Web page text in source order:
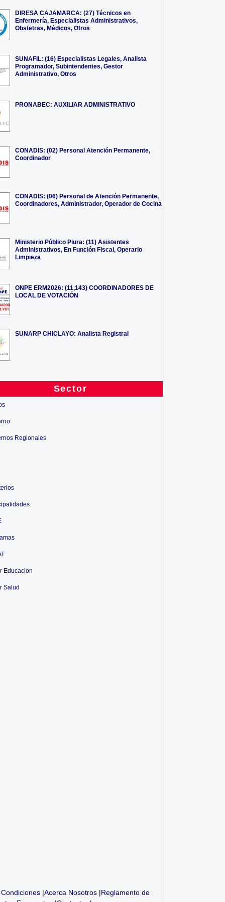
DIRESA CAJAMARCA: (27) Técnicos en
Enfermería, Especialistas Administrativos,
Obstetras, Médicos, Otros
SUNAFIL: (16) Especialistas Legales, Analista
Programador, Subintendentes, Gestor
Administrativo, Otros
PRONABEC: AUXILIAR ADMINISTRATIVO
CONADIS: (02) Personal Atención Permanente,
Coordinador
CONADIS: (06) Personal de Atención Permanente,
Coordinadores, Administrador, Operador de Cocina
Ministerio Público Piura: (11) Asistentes
Administrativos, En Función Fiscal, Operario
Limpieza
ONPE ERM2026: (11,143) COORDINADORES DE
LOCAL DE VOTACIÓN
SUNARP CHICLAYO: Analista Registral
Sector
Regionales
Educacion
Salud
|Acerca Nosotros |Reglamento de